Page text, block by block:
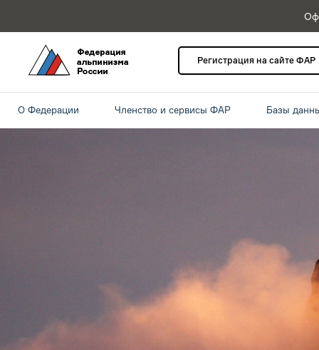
Регистрация на сайте ФАР
О Федерации Членство и сервисы ФАР Базы